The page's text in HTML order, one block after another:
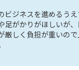
ビジネスを進めるう
足がかりがほしいが
厳しく負担が重いの